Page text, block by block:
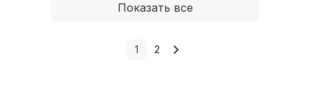
Показать все
1 2